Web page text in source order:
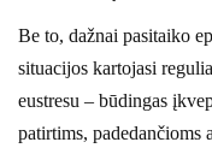
Be to, dažnai pasitaiko
situacijos kartojasi
eustresu – būdingas
patirtims, padedančioms